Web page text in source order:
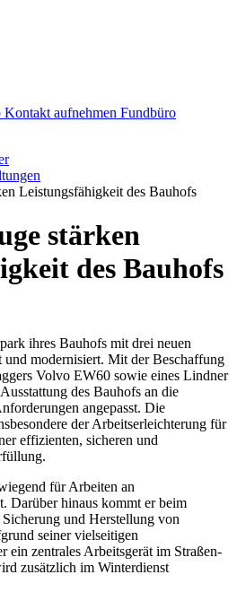
Kontakt aufnehmen Fundbüro
Leistungsfähigkeit des Bauhofs
stärken
des Bauhofs
ihres Bauhofs mit drei neuen
und modernisiert. Mit der Beschaffung
Volvo EW60 sowie eines Lindner
des Bauhofs an die
angepasst. Die
der Arbeitserleichterung für
effizienten, sicheren und
für Arbeiten an
Darüber hinaus kommt er beim
und Herstellung von
seiner vielseitigen
ein zentrales Arbeitsgerät im Straßen-
zusätzlich im Winterdienst